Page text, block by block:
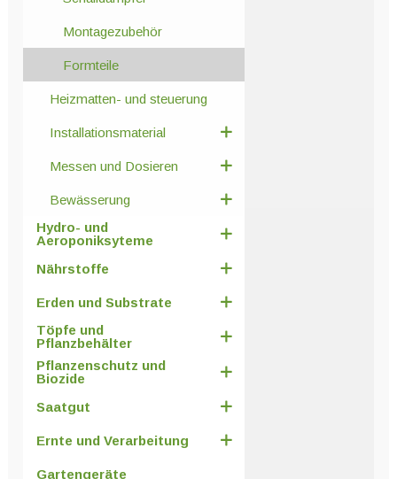
Montagezubehör
Formteile
Heizmatten- und steuerung
Installationsmaterial
Messen und Dosieren
Bewässerung
Hydro- und
Aeroponiksyteme
Nährstoffe
Erden und Substrate
Töpfe und
Pflanzbehälter
Pflanzenschutz und
Biozide
Saatgut
Ernte und Verarbeitung
Gartengeräte